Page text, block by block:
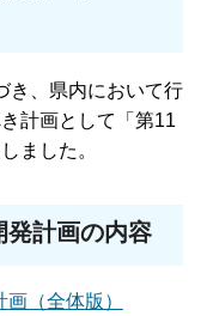
き、県内において行
計画として「第11
ました。
計画の内容
（全体版）